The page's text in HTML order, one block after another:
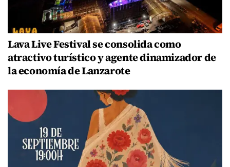
Lava Live Festival se consolida como
atractivo turístico y agente dinamizador de
la economía de Lanzarote